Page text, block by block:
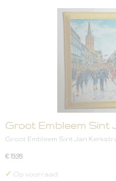
Groot Embleem Sint
Groot Embleem Sint Jan
€ 19,99
✓ Op voorraad